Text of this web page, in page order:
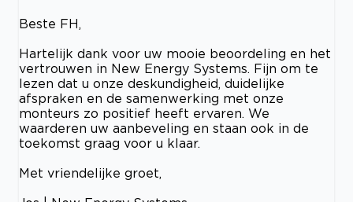
Beste FH,
Hartelijk dank voor uw mooie beoordeling en het
vertrouwen in New Energy Systems. Fijn om te
lezen dat u onze deskundigheid, duidelijke
afspraken en de samenwerking met onze
monteurs zo positief heeft ervaren. We
waarderen uw aanbeveling en staan ook in de
toekomst graag voor u klaar.
Met vriendelijke groet,